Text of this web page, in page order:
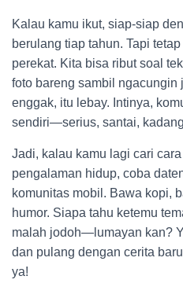
Kalau kamu ikut, siap-siap
berulang tiap tahun. Tapi
perekat. Kita bisa ribut soal
foto bareng sambil
enggak, itu lebay. Intinya,
sendiri—serius, santai,
Jadi, kalau kamu lagi cari
pengalaman hidup, coba
komunitas mobil. Bawa kopi,
humor. Siapa tahu ketemu
malah jodoh—lumayan kan?
dan pulang dengan cerita
ya!